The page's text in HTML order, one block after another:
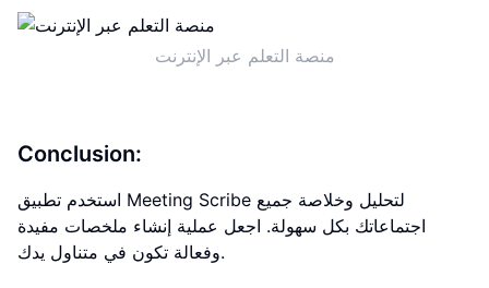
منصة التعلم عبر الإنترنت
Conclusion:
استخدم تطبيق Meeting Scribe لتحليل وخلاصة جميع
اجتماعاتك بكل سهولة. اجعل عملية إنشاء ملخصات مفيدة
وفعالة تكون في متناول يدك.